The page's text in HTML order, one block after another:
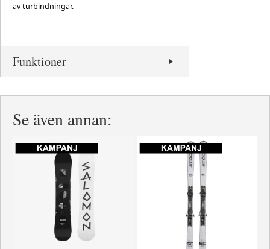
av turbindningar.
Funktioner
Se även annan: